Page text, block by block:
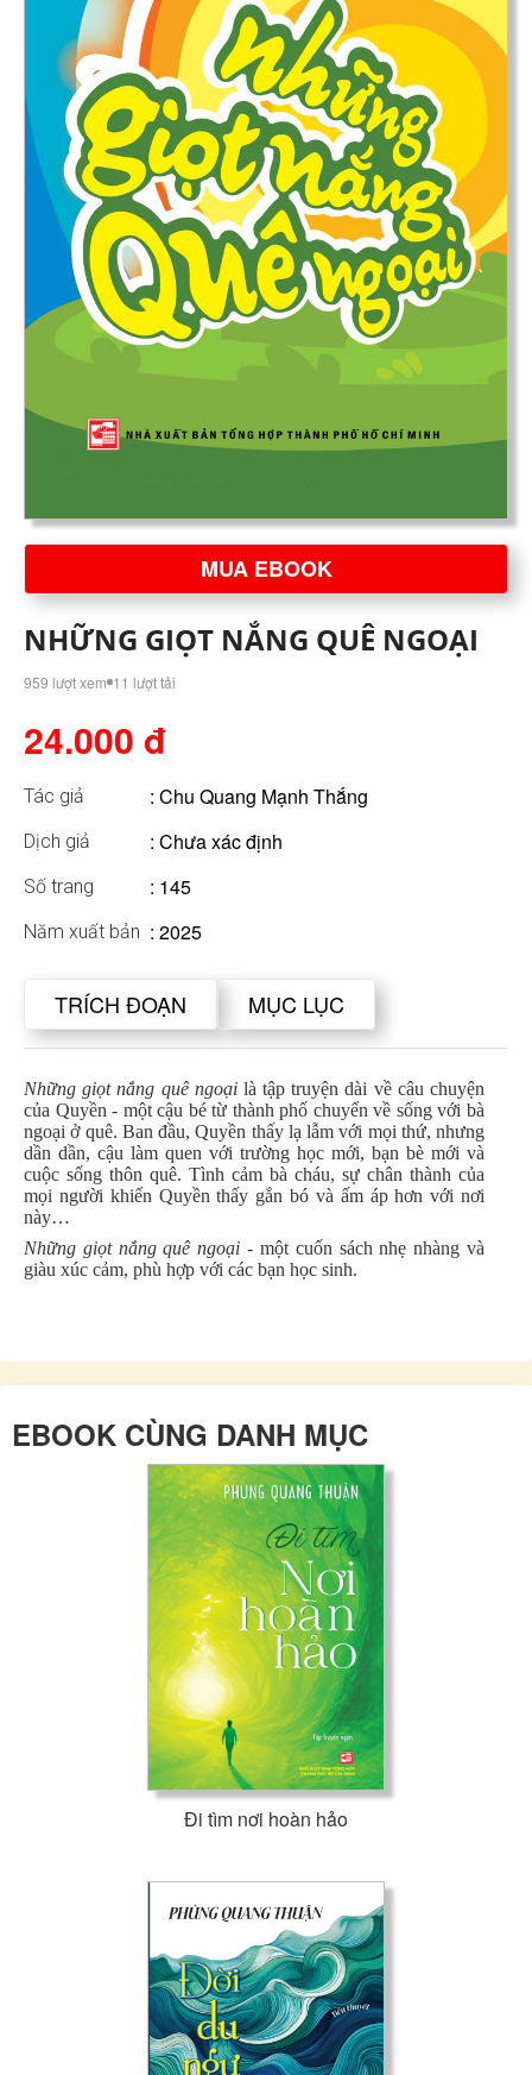
MUA EBOOK
NHỮNG GIỌT NẮNG QUÊ NGOẠI
959 lượt xem 11 lượt tải
24.000 đ
Tác giả : Chu Quang Mạnh Thắng
Dịch giả : Chưa xác định
Số trang : 145
Năm xuất bản : 2025
TRÍCH ĐOẠN MỤC LỤC
Những giọt nắng quê ngoại là tập truyện dài về câu chuyện
của Quyền - một cậu bé từ thành phố chuyển về sống với bà
ngoại ở quê. Ban đầu, Quyền thấy lạ lẫm với mọi thứ, nhưng
dần dần, cậu làm quen với trường học mới, bạn bè mới và
cuộc sống thôn quê. Tình cảm bà cháu, sự chân thành của
mọi người khiến Quyền thấy gắn bó và ấm áp hơn với nơi
này…
Những giọt nắng quê ngoại- một cuốn sách nhẹ nhàng và
giàu xúc cảm, phù hợp với các bạn học sinh.
EBOOK CÙNG DANH MỤC
Đi tìm nơi hoàn hảo